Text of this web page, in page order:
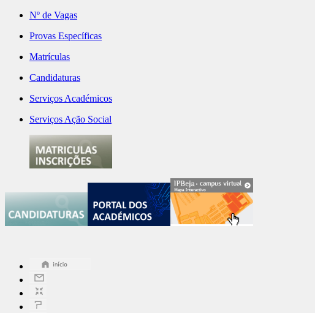
Nº de Vagas
Provas Específicas
Matrículas
Candidaturas
Serviços Académicos
Serviços Ação Social